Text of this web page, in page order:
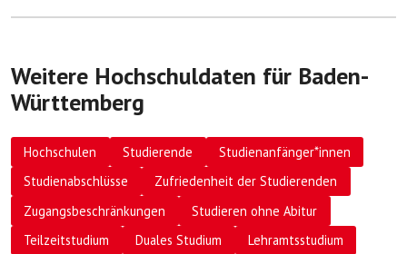
Weitere Hochschuldaten für Baden-
Württemberg
Hochschulen Studierende
Studienanfänger*innen
Studienabschlüsse
Zufriedenheit der Studierenden
Zugangsbeschränkungen
Studieren ohne Abitur
Teilzeitstudium
Duales Studium
Lehramtsstudium